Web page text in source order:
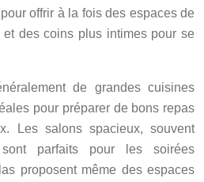
offrir à la fois des espaces de
des coins plus intimes pour se
de grandes cuisines
pour préparer de bons repas
Les salons spacieux, souvent
parfaits pour les soirées
proposent même des espaces